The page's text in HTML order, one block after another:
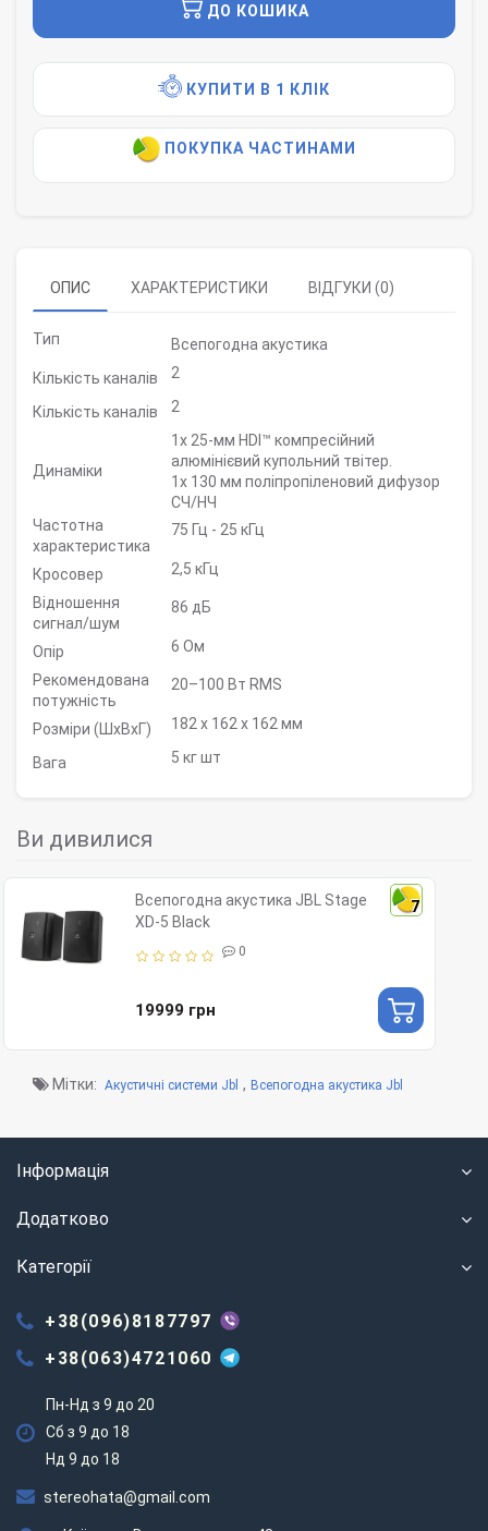
ДО КОШИКА
КУПИТИ В 1 КЛІК
ПОКУПКА ЧАСТИНАМИ
ОПИС ХАРАКТЕРИСТИКИ ВІДГУКИ (0)
Тип
Всепогодна акустика
Кількість каналів
2
Кількість каналів 2
Динаміки
1x 25-мм HDI™ компресійний
алюмінієвий купольний твітер.
1x 130 мм поліпропіленовий дифузор
СЧ/НЧ
Частотна
характеристика
75 Гц - 25 кГц
Кросовер
2,5 кГц
Відношення
сигнал/шум
86 дБ
Опір
6 Ом
Рекомендована
потужність
20–100 Вт RMS
Розміри (ШxВxГ) 182 x 162 x 162 мм
Вага 5 кг шт
Ви дивилися
7
Всепогодна акустика JBL Stage
XD-5 Black
0
19999 грн
Мітки: Акустичні системи Jbl , Всепогодна акустика Jbl
Інформація
Додатково
Категорії
+38(096)8187797
+38(063)4721060
Пн-Нд з 9 до 20
Сб з 9 до 18
Нд 9 до 18
stereohata@gmail.com